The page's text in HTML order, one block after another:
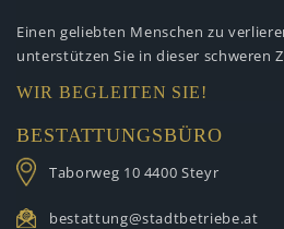
Einen geliebten Menschen zu
unterstützen Sie in dieser schweren
WIR BEGLEITEN SIE!
BESTATTUNGSBÜRO
Taborweg 10 4400 Steyr
bestattung@stadtbetriebe.at